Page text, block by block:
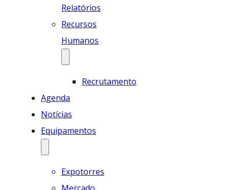
Relatórios
Recursos
Humanos
Recrutamento
Agenda
Notícias
Equipamentos
Expotorres
Mercado